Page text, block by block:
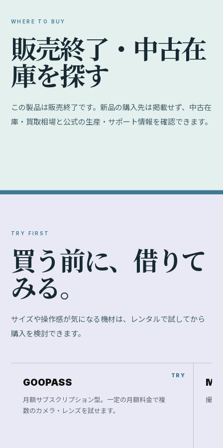
WHERE TO BUY
販売終了 ・ 中古在
庫を探す
この製品は販売終了です。新品の購入先は掲載せず、中古在
庫・買取相場と公式の生産・サポート情報を確認できます。
TRY FIRST
買う前に、 借りて
みる。
サイズや操作感が気になる機材は、レンタルで試してから
購入を検討できます。
GOOPASS
月額サブスクリプション型。一定の月額料金で複
数のカメラ・レンズを試せます。
撮影